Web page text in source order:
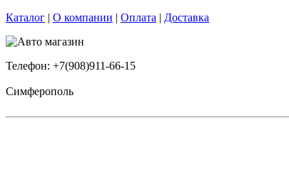
Каталог | О компании | Оплата | Доставка
Телефон: +7(908)911-66-15
Симферополь